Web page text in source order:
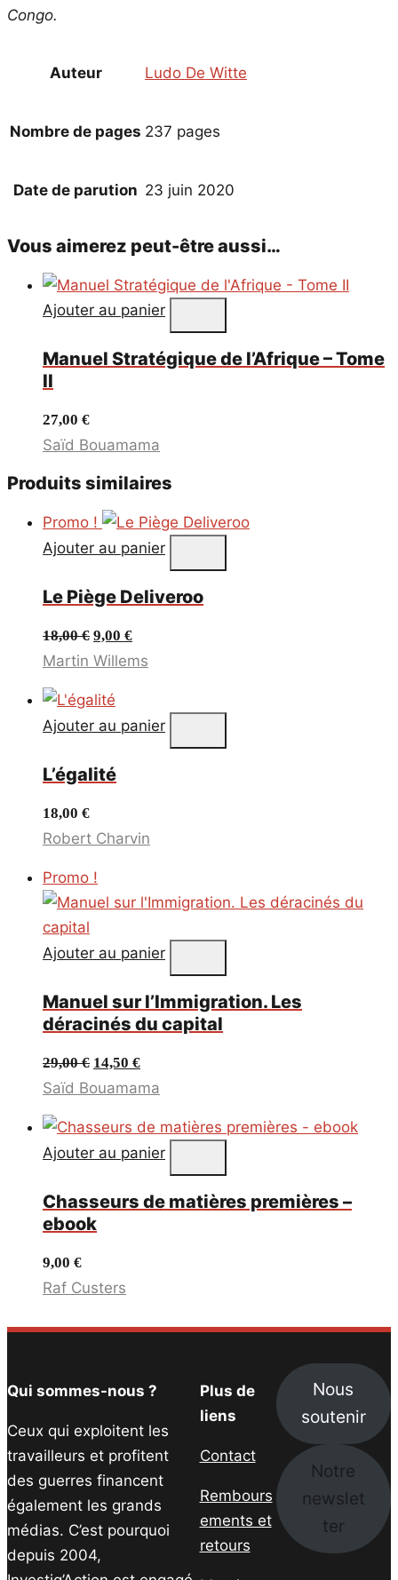
Congo.
Auteur Ludo De Witte
Nombre de pages 237 pages
Date de parution 23 juin 2020
Vous aimerez peut-être aussi…
Ajouter au panier
Manuel Stratégique de l’Afrique – Tome
II
27,00 €
Saïd Bouamama
Produits similaires
Promo !
Ajouter au panier
Le Piège Deliveroo
18,00€ Le
prix
était :
18,00 €.
9,00 €Le
prix
9,00 €.
Martin Willems
Ajouter au panier
L’égalité
18,00 €
Robert Charvin
Promo !
Ajouter au panier
Manuel sur l’Immigration. Les
déracinés du capital
29,00€ Le
prix
était :
29,00 €.
14,50 €Le
prix
est :
14,50 €.
Saïd Bouamama
Ajouter au panier
Chasseurs de matières premières –
ebook
9,00 €
Raf Custers
Qui sommes-nous ?
Ceux qui exploitent les
travailleurs et profitent
des guerres financent
également les grands
médias. C’est pourquoi
depuis 2004,
Plus de
liens
Contact
Rembours
ements et
retours
Nous
soutenir
Notre
newslet
ter